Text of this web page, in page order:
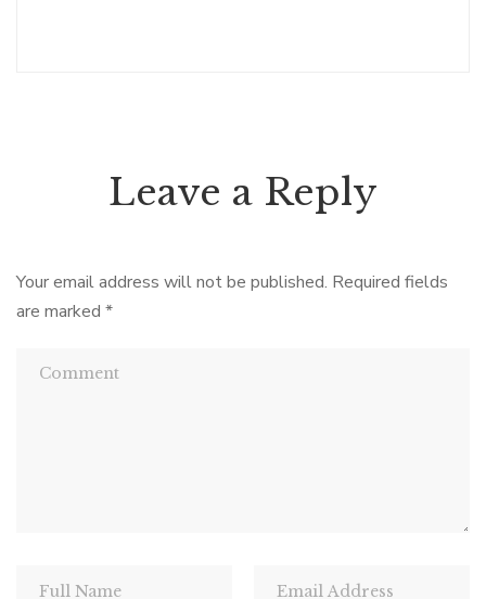
Leave a Reply
Your email address will not be published. Required fields
are marked *